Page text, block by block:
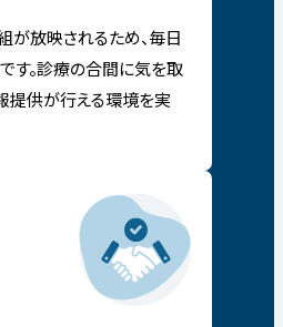
放映されるため、毎日
す。診療の合間に気を取
提供が行える環境を実